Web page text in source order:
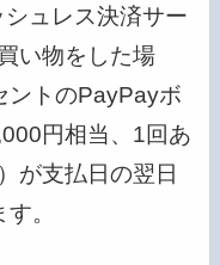
ュレス決済サー
い物をした場
ントのPayPayボ
円相当、1回あ
が支払日の翌日
。